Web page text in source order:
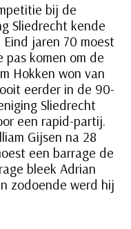
bij de
Sliedrecht kende
jaren 70 moest
pas komen om de
Hokken won van
eerder in de 90-
Sliedrecht
een rapid-partij.
Gijsen na 28
een barrage de
bleek Adrian
zodoende werd hij